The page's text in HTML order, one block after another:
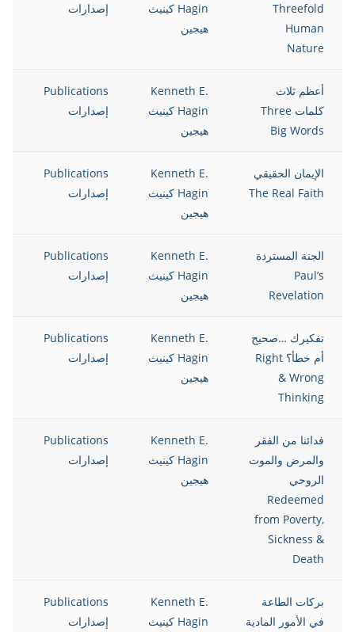
Threefold
Human
Nature
Hagin كينيث
هيجين
إصدارات
أعظم ثلاث
كلمات Three
Big Words
Kenneth E.
Hagin كينيث
هيجين
Publications
إصدارات
الإيمان الحقيقي
The Real Faith
Kenneth E.
Hagin كينيث
هيجين
Publications
إصدارات
الجنة المستردة
Paul’s
Revelation
Kenneth E.
Hagin كينيث
هيجين
Publications
إصدارات
تفكيرك …صحيح
أم خطأ؟ Right
& Wrong
Thinking
Kenneth E.
Hagin كينيث
هيجين
Publications
إصدارات
فدائنا من الفقر
والمرض والموت
الروحي
Redeemed
from Poverty,
Sickness &
Death
Kenneth E.
Hagin كينيث
هيجين
Publications
إصدارات
بركات الطاعة
في الأمور المادية
Kenneth E.
Hagin كينيث
Publications
إصدارات